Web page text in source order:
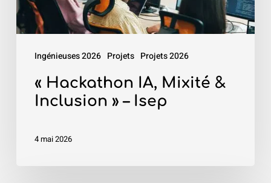
Ingénieuses 2026 Projets Projets 2026
« Hackathon IA, Mixité &
Inclusion » – Isep
4 mai 2026